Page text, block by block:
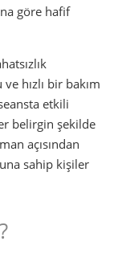
göre hafif
hızlı bir bakım
etkili
belirgin şekilde
açısından
sahip kişiler